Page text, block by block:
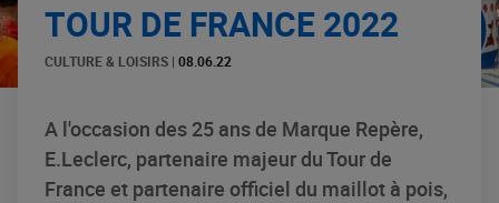
TOUR DE FRANCE 2022
CULTURE & LOISIRS | 08.06.22
A l'occasion des 25 ans de Marque Repère,
E.Leclerc, partenaire majeur du Tour de
France et partenaire officiel du maillot à pois,